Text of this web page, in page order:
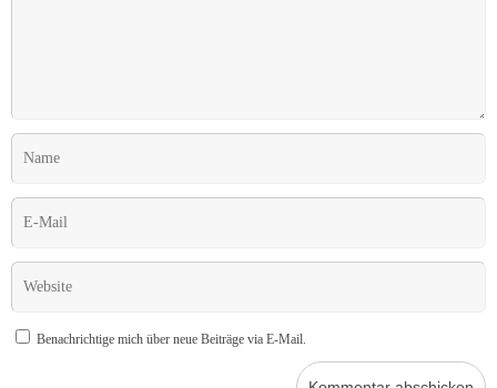
Benachrichtige mich über neue Beiträge via E-Mail.